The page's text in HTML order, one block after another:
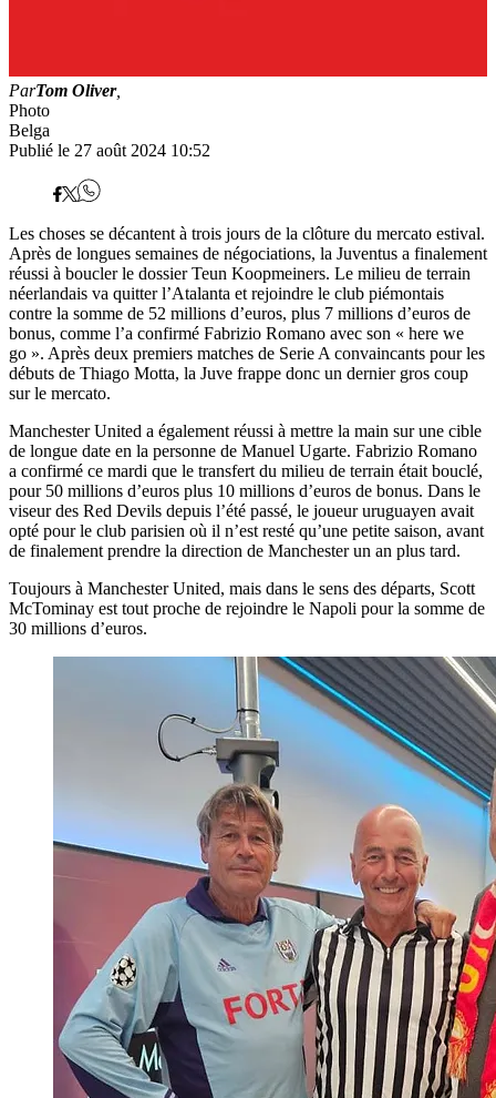
ParTom Oliver,
Photo
Belga
Publié le 27 août 2024 10:52
Les choses se décantent à trois jours de la clôture du mercato estival.
Après de longues semaines de négociations, la Juventus a finalement
réussi à boucler le dossier Teun Koopmeiners. Le milieu de terrain
néerlandais va quitter l’Atalanta et rejoindre le club piémontais
contre la somme de 52 millions d’euros, plus 7 millions d’euros de
bonus, comme l’a confirmé Fabrizio Romano avec son « here we
go ». Après deux premiers matches de Serie A convaincants pour les
débuts de Thiago Motta, la Juve frappe donc un dernier gros coup
sur le mercato.
Manchester United a également réussi à mettre la main sur une cible
de longue date en la personne de Manuel Ugarte. Fabrizio Romano
a confirmé ce mardi que le transfert du milieu de terrain était bouclé,
pour 50 millions d’euros plus 10 millions d’euros de bonus. Dans le
viseur des Red Devils depuis l’été passé, le joueur uruguayen avait
opté pour le club parisien où il n’est resté qu’une petite saison, avant
de finalement prendre la direction de Manchester un an plus tard.
Toujours à Manchester United, mais dans le sens des départs, Scott
McTominay est tout proche de rejoindre le Napoli pour la somme de
30 millions d’euros.